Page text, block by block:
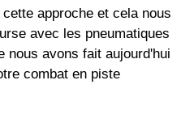
approche et cela nous
avec les pneumatiques
nous avons fait aujourd'hui
combat en piste